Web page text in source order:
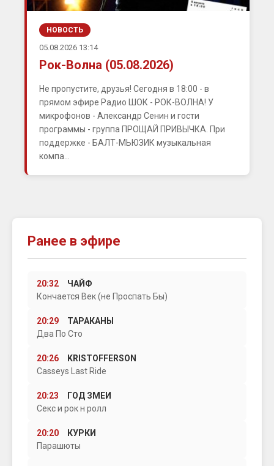
НОВОСТЬ
05.08.2026 13:14
Рок-Волна (05.08.2026)
Не пропустите, друзья! Сегодня в 18:00 - в
прямом эфире Радио ШОК - РОК-ВОЛНА! У
микрофонов - Александр Сенин и гости
программы - группа ПРОЩАЙ ПРИВЫЧКА. При
поддержке - БАЛТ-МЬЮЗИК музыкальная
компа...
Ранее в эфире
20:32
ЧАЙФ
Кончается Век (не Проспать Бы)
20:29
ТАРАКАНЫ
Два По Сто
20:26
KRISTOFFERSON
Casseys Last Ride
20:23
ГОД ЗМЕИ
Секс и рок н ролл
20:20
КУРКИ
Парашюты